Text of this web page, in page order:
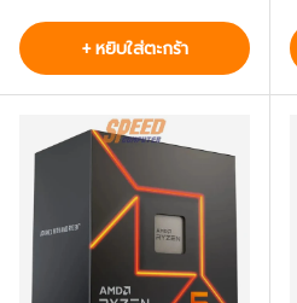
+ หยิบใส่ตะกร้า